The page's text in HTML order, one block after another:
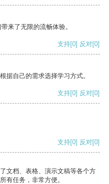
来了无限的流畅体验。
支持[0] 反对[0]
据自己的需求选择学习方式。
支持[0] 反对[0]
支持[0] 反对[0]
文档、表格、演示文稿等各个方
有任务，非常方便。